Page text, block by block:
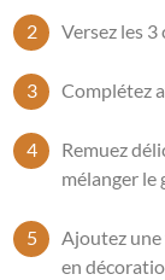
Versez les 3
Complétez
Remuez
mélanger le
Ajoutez
en